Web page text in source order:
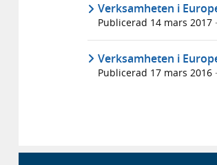
Verksamheten i
Publicerad 14 mars 2017 ·
Verksamheten i
Publicerad 17 mars 2016 ·